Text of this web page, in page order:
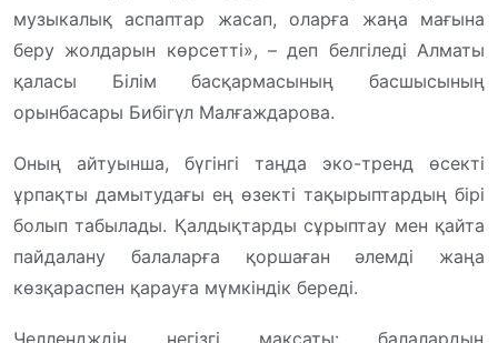
музыкалық аспаптар жасап, оларға жаңа мағына
беру жолдарын көрсетті», – деп белгіледі Алматы
қаласы Білім басқармасының басшысының
орынбасары Бибігүл Малғаждарова.
Оның айтуынша, бүгінгі таңда эко-тренд өсекті
ұрпақты дамытудағы ең өзекті тақырыптардың бірі
болып табылады. Қалдықтарды сұрыптау мен қайта
пайдалану балаларға қоршаған әлемді жаңа
көзқараспен қарауға мүмкіндік береді.
Челлендждің негізгі мақсаты: балалардың